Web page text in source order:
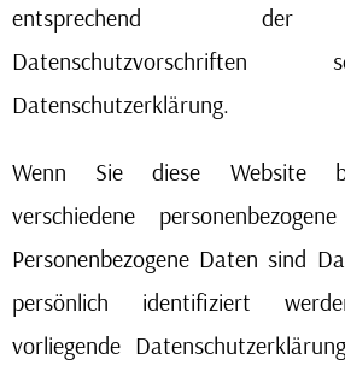
entsprechend der
Datenschutzerklärung.
Wenn Sie diese Website
verschiedene
Personenbezogene Daten sind
persönlich identifiziert
vorliegende